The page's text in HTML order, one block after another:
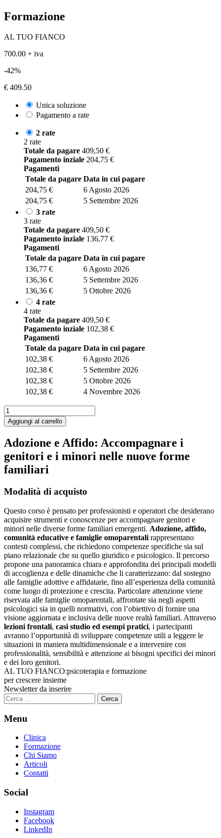
Formazione
AL TUO FIANCO
700.00 + iva
-42%
€ 409.50
Unica soluzione
Pagamento a rate
2 rate
2 rate
Totale da pagare 409,50 €
Pagamento inziale 204,75 €
Pagamenti
Totale da pagare Data in cui pagare
204,75 €
6 Agosto 2026
204,75 €
5 Settembre 2026
3 rate
3 rate
Totale da pagare 409,50 €
Pagamento inziale 136,77 €
Pagamenti
Totale da pagare Data in cui pagare
136,77 €
6 Agosto 2026
136,36 €
5 Settembre 2026
136,36 €
5 Ottobre 2026
4 rate
4 rate
Totale da pagare 409,50 €
Pagamento inziale 102,38 €
Pagamenti
Totale da pagare Data in cui pagare
102,38 €
6 Agosto 2026
102,38 €
5 Settembre 2026
102,38 €
5 Ottobre 2026
102,38 € 4 Novembre 2026
Adozione
e
Affido:
Accompagnare
i
genitori
e
i
nelle
forme
familiari
quantità
Aggiungi al carrello
Adozione e Affido: Accompagnare i
genitori e i minori nelle nuove forme
familiari
Modalità di acquisto
Questo corso è pensato per professionisti e operatori che desiderano
acquisire strumenti e conoscenze per accompagnare genitori e
minori nelle diverse forme familiari emergenti. Adozione, affido,
comunità educative e famiglie omoparentali rappresentano
contesti complessi, che richiedono competenze specifiche sia sul
piano relazionale che su quello giuridico e psicologico. Il percorso
propone una panoramica chiara e approfondita dei principali modelli
di accoglienza e delle dinamiche che li caratterizzano: dal sostegno
alle famiglie adottive e affidatarie, fino all’esperienza della comunità
come luogo di protezione e crescita. Particolare attenzione viene
riservata alle famiglie omoparentali, affrontate sia negli aspetti
psicologici sia in quelli normativi, con l’obiettivo di fornire una
visione aggiornata e inclusiva delle nuove realtà familiari. Attraverso
lezioni frontali, casi studio ed esempi pratici, i partecipanti
avranno l’opportunità di sviluppare competenze utili a leggere le
situazioni in maniera multidimensionale e a intervenire con
professionalità, sensibilità e attenzione ai bisogni specifici dei minori
e dei loro genitori.
AL TUO FIANCO:psicoterapia e formazione
per crescere insieme
Newsletter da inserire
Ricerca
per:
Menu
Clinica
Formazione
Chi Siamo
Articoli
Contatti
Social
Instagram
Facebook
LinkedIn